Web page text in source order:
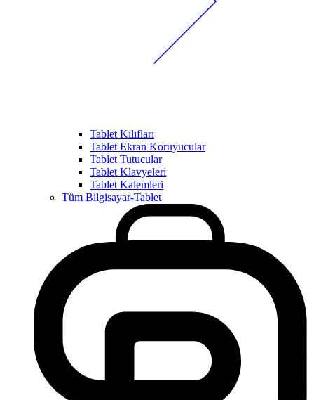
Tablet Kılıfları
Tablet Ekran Koruyucular
Tablet Tutucular
Tablet Klavyeleri
Tablet Kalemleri
Tüm Bilgisayar-Tablet